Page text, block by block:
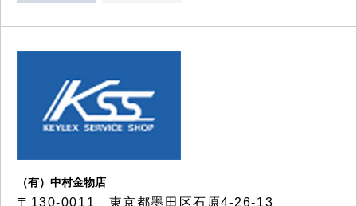
（有）中村金物店
〒130-0011 東京都墨田区石原4-26-13